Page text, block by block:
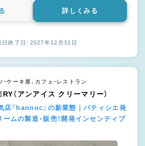
詳しくみる
日終了日：2027年12月31日
ケーキ屋、カフェ・レストラン
（アンアイス クリーマリー）
店『hannoc』の新業態｜パティシエ発
ムの製造・販売！開発インセンティブ